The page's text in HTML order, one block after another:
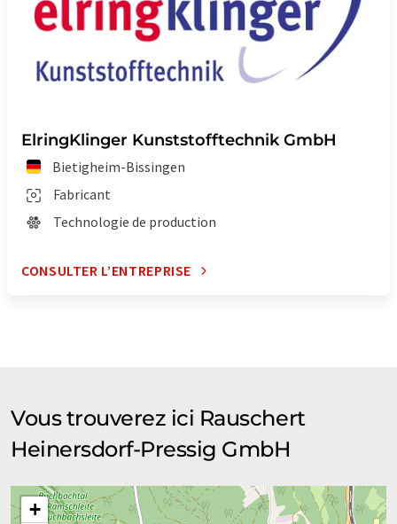
ElringKlinger Kunststofftechnik GmbH
Bietigheim-Bissingen
Fabricant
Technologie de production
CONSULTER L’ENTREPRISE
Vous trouverez ici Rauschert
Heinersdorf-Pressig GmbH
+